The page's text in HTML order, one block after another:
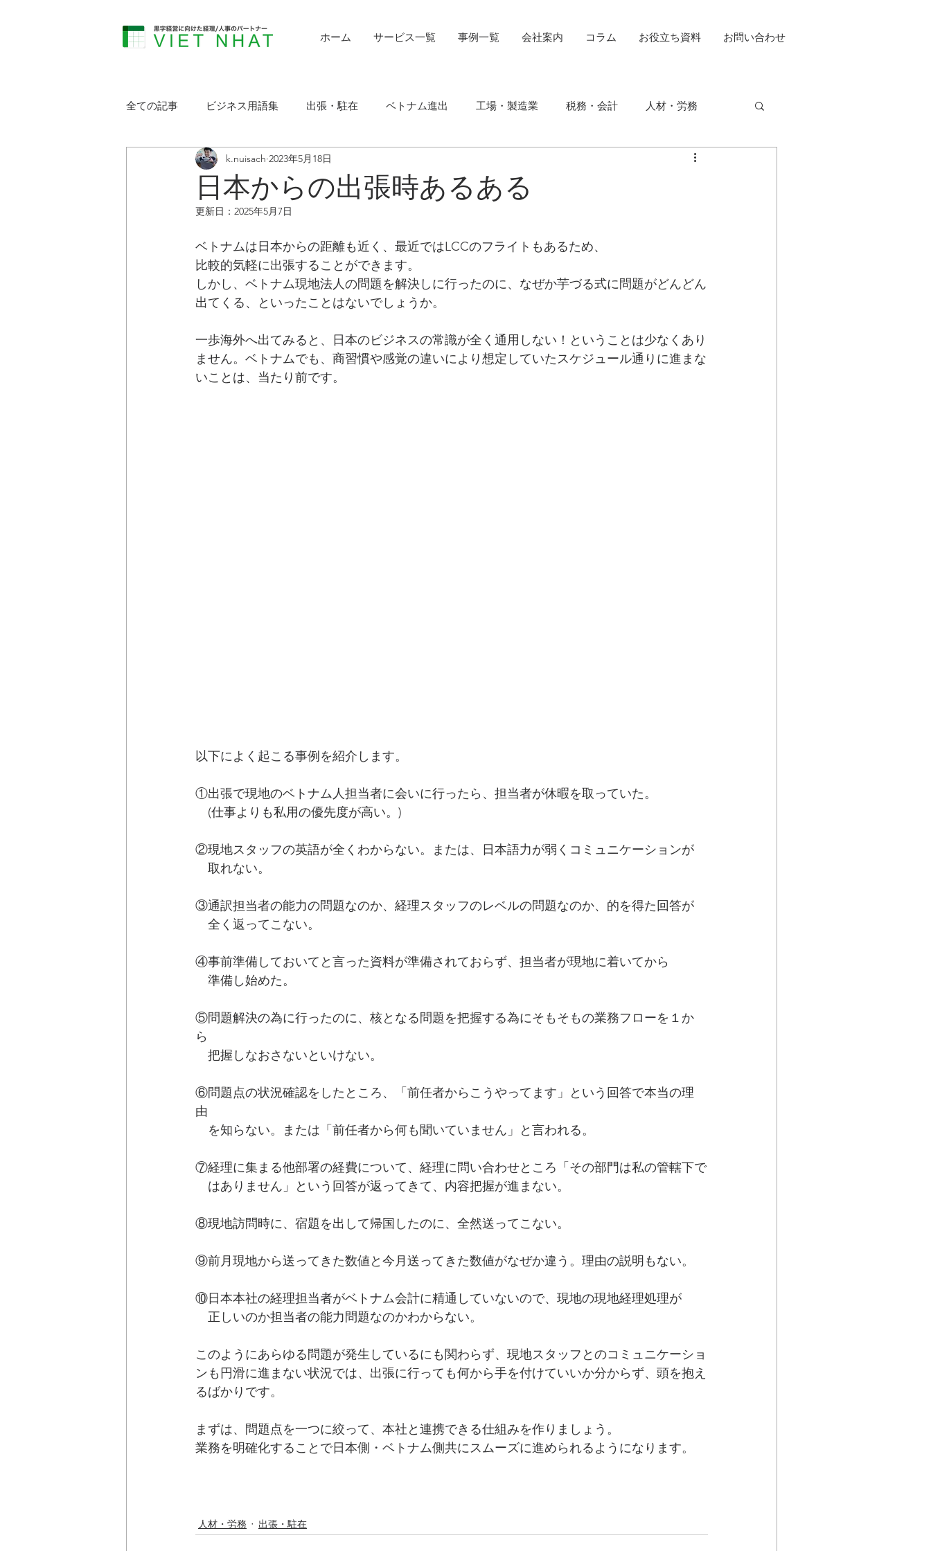
ホーム サービス一覧 事例一覧 会社案内 コラム お役立ち資料 お問い合わせ
全ての記事 ビジネス用語集 出張・駐在 ベトナム進出 工場・製造業 税務・会計 人材・労務
日本からの出張時あるある
k.nuisach 2023年5月18日
更新日： 2025年5月7日
ベトナムは日本からの距離も近く、最近ではLCCのフライトもあるため、
比較的気軽に出張することができます。
しかし、ベトナム現地法人の問題を解決しに行ったのに、なぜか芋づる式に問題がどんどん
出てくる、といったことはないでしょうか。
一歩海外へ出てみると、日本のビジネスの常識が全く通用しない！ということは少なくあり
ません。ベトナムでも、商習慣や感覚の違いにより想定していたスケジュール通りに進まな
いことは、当たり前です。
以下によく起こる事例を紹介します。
①出張で現地のベトナム人担当者に会いに行ったら、担当者が休暇を取っていた。
(仕事よりも私用の優先度が高い。)
②現地スタッフの英語が全くわからない。または、日本語力が弱くコミュニケーションが
取れない。
③通訳担当者の能力の問題なのか、経理スタッフのレベルの問題なのか、的を得た回答が
全く返ってこない。
④事前準備しておいてと言った資料が準備されておらず、担当者が現地に着いてから
準備し始めた。
⑤問題解決の為に行ったのに、核となる問題を把握する為にそもそもの業務フローを１か
ら
把握しなおさないといけない。
⑥問題点の状況確認をしたところ、「前任者からこうやってます」という回答で本当の理
由
を知らない。または「前任者から何も聞いていません」と言われる。
⑦経理に集まる他部署の経費について、経理に問い合わせところ「その部門は私の管轄下で
はありません」という回答が返ってきて、内容把握が進まない。
⑧現地訪問時に、宿題を出して帰国したのに、全然送ってこない。
⑨前月現地から送ってきた数値と今月送ってきた数値がなぜか違う。理由の説明もない。
⑩日本本社の経理担当者がベトナム会計に精通していないので、現地の現地経理処理が
正しいのか担当者の能力問題なのかわからない。
このようにあらゆる問題が発生しているにも関わらず、現地スタッフとのコミュニケーショ
ンも円滑に進まない状況では、出張に行っても何から手を付けていいか分からず、頭を抱え
るばかりです。
まずは、問題点を一つに絞って、本社と連携できる仕組みを作りましょう。
業務を明確化することで日本側・ベトナム側共にスムーズに進められるようになります。
人材・労務 出張・駐在